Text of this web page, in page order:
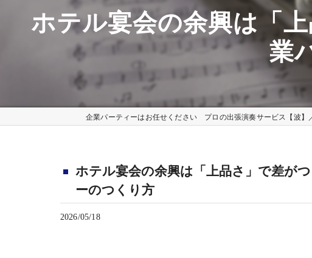
出張演奏
出張演奏
ホテル宴会の余興は「
業
企業パーティーはお任せください プロの出張演奏サービス【波】
ホテル宴会の余興は「上品さ」で差が
ーのつくり方
2026/05/18